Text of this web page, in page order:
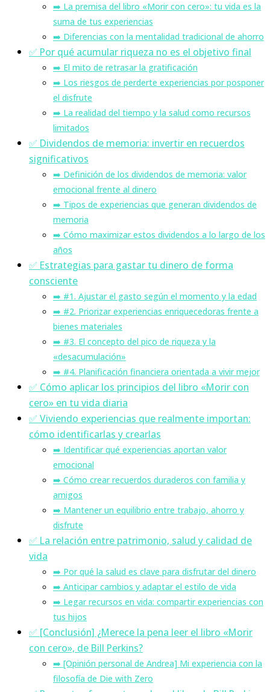
➡️ La premisa del libro «Morir con cero»: tu vida es la
suma de tus experiencias
➡️ Diferencias con la mentalidad tradicional de ahorro
✅ Por qué acumular riqueza no es el objetivo final
➡️ El mito de retrasar la gratificación
➡️ Los riesgos de perderte experiencias por posponer
el disfrute
➡️ La realidad del tiempo y la salud como recursos
limitados
✅ Dividendos de memoria: invertir en recuerdos
significativos
➡️ Definición de los dividendos de memoria: valor
emocional frente al dinero
➡️ Tipos de experiencias que generan dividendos de
memoria
➡️ Cómo maximizar estos dividendos a lo largo de los
años
✅ Estrategias para gastar tu dinero de forma
consciente
➡️ #1. Ajustar el gasto según el momento y la edad
➡️ #2. Priorizar experiencias enriquecedoras frente a
bienes materiales
➡️ #3. El concepto del pico de riqueza y la
«desacumulación»
➡️ #4. Planificación financiera orientada a vivir mejor
✅ Cómo aplicar los principios del libro «Morir con
cero» en tu vida diaria
✅ Viviendo experiencias que realmente importan:
cómo identificarlas y crearlas
➡️ Identificar qué experiencias aportan valor
emocional
➡️ Cómo crear recuerdos duraderos con familia y
amigos
➡️ Mantener un equilibrio entre trabajo, ahorro y
disfrute
✅ La relación entre patrimonio, salud y calidad de
vida
➡️ Por qué la salud es clave para disfrutar del dinero
➡️ Anticipar cambios y adaptar el estilo de vida
➡️ Legar recursos en vida: compartir experiencias con
tus hijos
✅ [Conclusión] ¿Merece la pena leer el libro «Morir
con cero», de Bill Perkins?
➡️ [Opinión personal de Andrea] Mi experiencia con la
filosofía de Die with Zero